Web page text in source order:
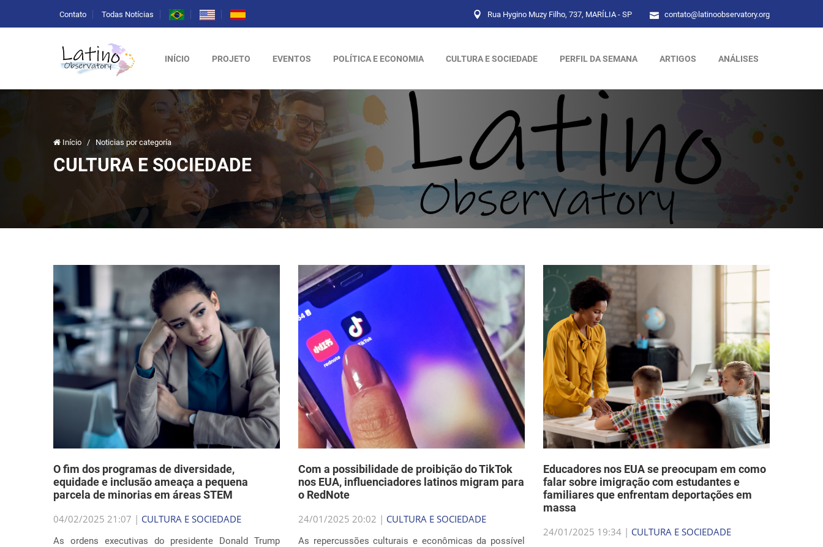
Contato Todas Notícias Rua Hygino Muzy Filho, 737, MARÍLIA - SP contato@latinoobservatory.org
INÍCIO PROJETO EVENTOS POLÍTICA E ECONOMIA CULTURA E SOCIEDADE PERFIL DA SEMANA ARTIGOS ANÁLISES
Início / Noticias por categoría
CULTURA E SOCIEDADE
O fim dos programas de diversidade,
equidade e inclusão ameaça a pequena
parcela de minorias em áreas STEM
04/02/2025 21:07 | CULTURA E SOCIEDADE
As ordens executivas do presidente Donald Trump
Com a possibilidade de proibição do TikTok
nos EUA, influenciadores latinos migram para
o RedNote
24/01/2025 20:02 | CULTURA E SOCIEDADE
As repercussões culturais e econômicas da possível
Educadores nos EUA se preocupam em como
falar sobre imigração com estudantes e
familiares que enfrentam deportações em
massa
24/01/2025 19:34 | CULTURA E SOCIEDADE